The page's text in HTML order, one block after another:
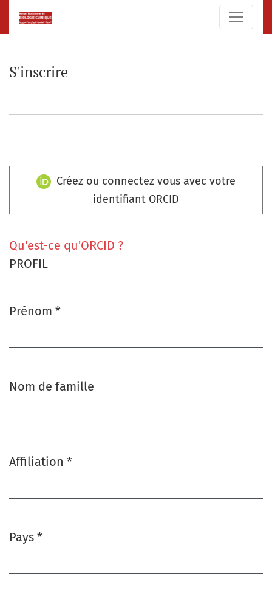
S'inscrire
identifiant ORCID
Qu'est-ce qu'ORCID ?
PROFIL
Prénom *
Nom de famille
Affiliation *
Pays *